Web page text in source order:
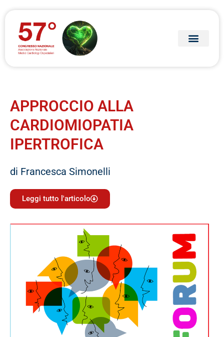
APPROCCIO ALLA
CARDIOMIOPATIA
IPERTROFICA
di Francesca Simonelli
Leggi tutto l'articolo